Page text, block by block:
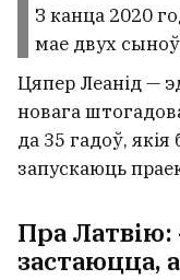
З канца 2020
мае двух
Цяпер Леанід —
новага
да 35 гадоў,
запускаюць
Пра
застаюцца,